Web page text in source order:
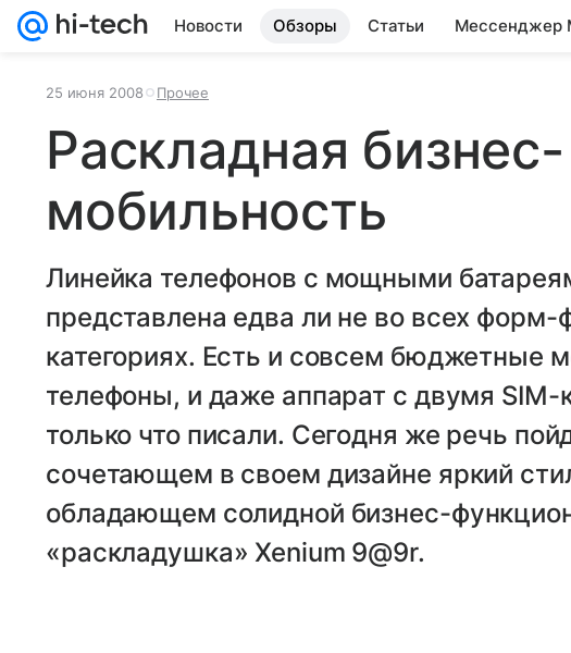
Новости Обзоры Статьи Мессенджер
25 июня 2008 Прочее
Раскладная бизнес-
мобильность
Линейка телефонов с мощными
представлена едва ли не во всех форм-
категориях. Есть и совсем бюджетные
телефоны, и даже аппарат с двумя
только что писали. Сегодня же речь
сочетающем в своем дизайне яркий
обладающем солидной бизнес-
«раскладушка» Xenium 9@9r.